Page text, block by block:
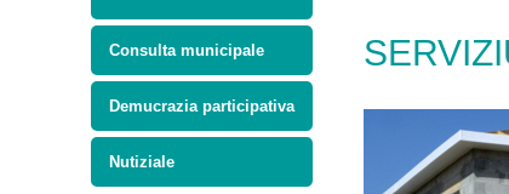
Consulta municipale
Demucrazia participativa
Nutiziale